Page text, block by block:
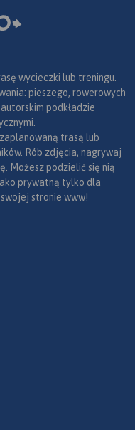
wycieczki lub treningu.
pieszego, rowerowych
podkładzie
trasą lub
Rób zdjęcia, nagrywaj
Możesz podzielić się nią
prywatną tylko dla
stronie www!